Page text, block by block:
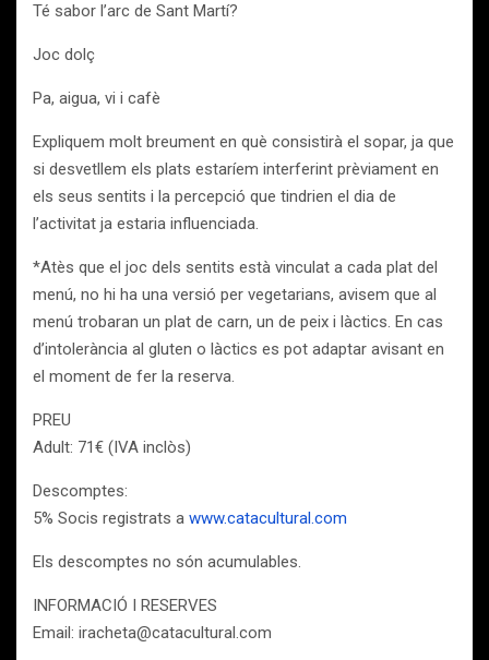
Té sabor l’arc de Sant Martí?
Joc dolç
Pa, aigua, vi i cafè
Expliquem molt breument en què consistirà el sopar, ja que
si desvetllem els plats estaríem interferint prèviament en
els seus sentits i la percepció que tindrien el dia de
l’activitat ja estaria influenciada.
*Atès que el joc dels sentits està vinculat a cada plat del
menú, no hi ha una versió per vegetarians, avisem que al
menú trobaran un plat de carn, un de peix i làctics. En cas
d’intolerància al gluten o làctics es pot adaptar avisant en
el moment de fer la reserva.
PREU
Adult: 71€ (IVA inclòs)
Descomptes:
5% Socis registrats a www.catacultural.com
Els descomptes no són acumulables.
INFORMACIÓ I RESERVES
Email: iracheta@catacultural.com